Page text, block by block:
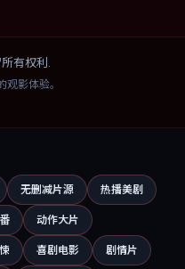
有权利.
影体验。
无删减片源 热播美剧
动作大片
喜剧电影 剧情片